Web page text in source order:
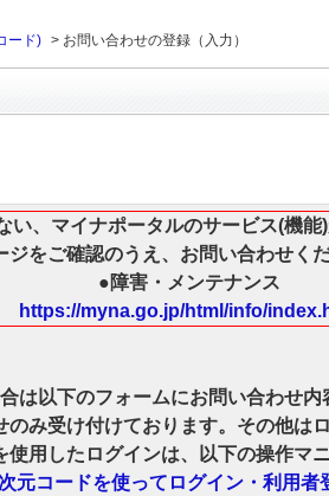
ード) > お問い合わせの登録（入力）
い、マイナポータルのサービス(機
ジをご確認のうえ、お問い合わせくだ
●障害・メンテナンス
https://myna.go.jp/html/info/
は以下のフォームにお問い合わせ内
み受け付けております。その他は
使用したログインは、以下の操作マ
元コードを使ってログイン・利用者